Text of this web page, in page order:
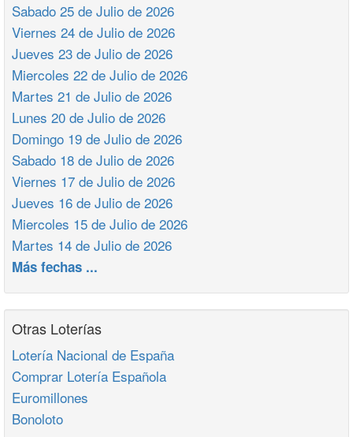
Sabado 25 de Julio de 2026
Viernes 24 de Julio de 2026
Jueves 23 de Julio de 2026
Miercoles 22 de Julio de 2026
Martes 21 de Julio de 2026
Lunes 20 de Julio de 2026
Domingo 19 de Julio de 2026
Sabado 18 de Julio de 2026
Viernes 17 de Julio de 2026
Jueves 16 de Julio de 2026
Miercoles 15 de Julio de 2026
Martes 14 de Julio de 2026
Más fechas ...
Otras Loterías
Lotería Nacional de España
Comprar Lotería Española
Euromillones
Bonoloto